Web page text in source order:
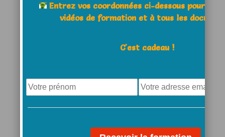
gagner contre un
adversaire ayant un
Entrez vos coordonnées ci-dessous pour
vidéos de formation et à tous les
C'est cadeau !